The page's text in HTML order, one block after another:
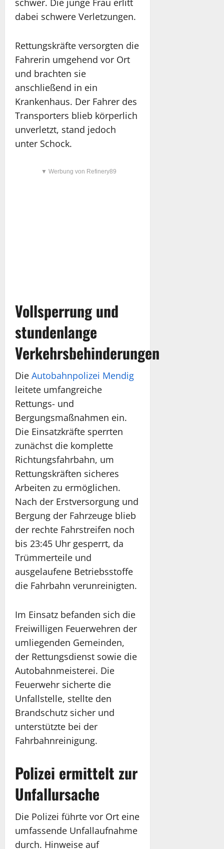
schwer. Die junge Frau erlitt
dabei schwere Verletzungen.
Rettungskräfte versorgten die
Fahrerin umgehend vor Ort
und brachten sie
anschließend in ein
Krankenhaus. Der Fahrer des
Transporters blieb körperlich
unverletzt, stand jedoch
unter Schock.
▼ Werbung von Refinery89
Vollsperrung und
stundenlange
Verkehrsbehinderungen
Die Autobahnpolizei Mendig
leitete umfangreiche
Rettungs- und
Bergungsmaßnahmen ein.
Die Einsatzkräfte sperrten
zunächst die komplette
Richtungsfahrbahn, um
Rettungskräften sicheres
Arbeiten zu ermöglichen.
Nach der Erstversorgung und
Bergung der Fahrzeuge blieb
der rechte Fahrstreifen noch
bis 23:45 Uhr gesperrt, da
Trümmerteile und
ausgelaufene Betriebsstoffe
die Fahrbahn verunreinigten.
Im Einsatz befanden sich die
Freiwilligen Feuerwehren der
umliegenden Gemeinden,
der Rettungsdienst sowie die
Autobahnmeisterei. Die
Feuerwehr sicherte die
Unfallstelle, stellte den
Brandschutz sicher und
unterstützte bei der
Fahrbahnreinigung.
Polizei ermittelt zur
Unfallursache
Die Polizei führte vor Ort eine
umfassende Unfallaufnahme
durch. Hinweise auf